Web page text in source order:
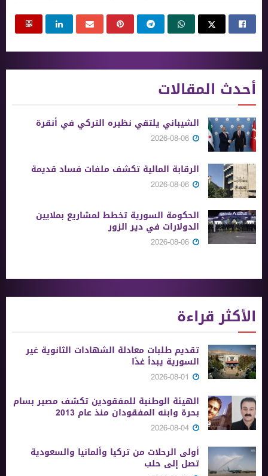
أحدث المقالات
الشيباني يلتقي نظيره التركي في أنقرة
الرقابة المالية تكشف ملفات فساد قديمة
الحكومة السورية تخطط لمشاريع بملايين
الدولارات في دير الزور
الأكثر قراءة
تقديم طلبات معادلة الشهادات الثانوية ‏غير
السورية يبدأ غدًا
الهيئة الوطنية للمفقودين تكشف مصير بسام
بحرة وابنه المفقودان منذ عام 2013
أولى الرحلات من ‏تركيا وألمانيا والسعودية
تصل إلى حلب